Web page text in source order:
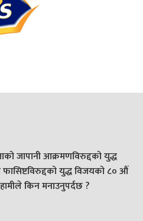
जापानी आक्रमणविरुद्दको युद्ध
फासिष्टविरुद्दको युद्ध विजयको ८० औं
किन मनाउनुपर्दछ ?